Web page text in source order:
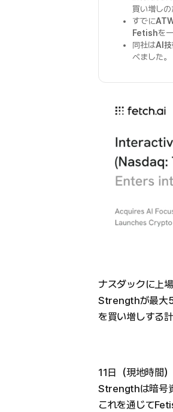
買い増しの
すでに
Fetishを
同社はAI技
べました。
ナスダックに上
Strengthが最大5
を買い増しする
11日（現地時間
Strengthは暗号
これを通じて